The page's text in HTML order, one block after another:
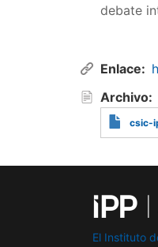
debate
Enlace
Archivo
csic-
El Instituto